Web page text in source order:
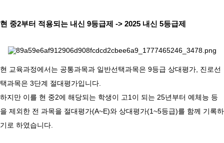
현 중2부터 적용되는 내신 9등급제 -> 2025 내신 5등급제
현 교육과정에서는 공통과목과 일반선택과목은 9등급 상대평가, 진로선
택과목은 3단계 절대평가입니다.
하지만 이를 현 중2에 해당되는 학생이 고1이 되는 25년부터 예체능 등
을 제외한 전 과목을 절대평가(A~E)와 상대평가(1~5등급)를 함께 기록하
기로 하였습니다.